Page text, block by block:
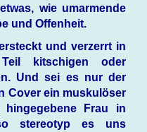
wie umarmende
und Offenheit.
und verzerrt in
kitschigen oder
Und sei es nur der
Cover ein muskulöser
Frau in
stereotyp es uns